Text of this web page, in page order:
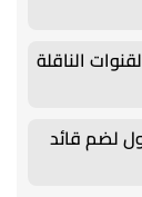
لضم قائد